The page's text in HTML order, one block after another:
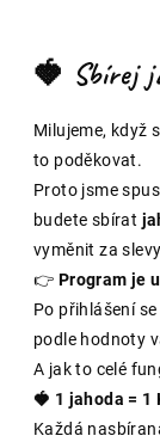
🍓 Sbírej
Milujeme, když
to poděkovat.
Proto jsme
budete sbírat
vyměnit za
👉 Program je
Po přihlášení
podle hodnoty
A jak to celé
🍓 1 jahoda = 1
Každá